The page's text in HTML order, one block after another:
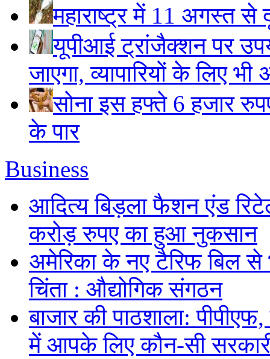
महाराष्ट्र में 11 अगस्त
यूपीआई ट्रांजैक्शन पर
जाएगा, व्यापारियों के लिए
सोना इस हफ्ते 6 हजार
के पार
Business
आदित्य बिड़ला फैशन एंड
करोड़ रुपए का हुआ नुकसान
अमेरिका के नए टैरिफ बिल से
चिंता : औद्योगिक संगठन
बाजार की पाठशाला:
में आपके लिए कौन-सी